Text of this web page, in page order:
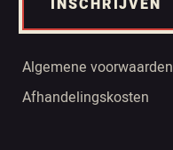
INSCHRIJVEN
Algemene voorwaarden
Afhandelingskosten